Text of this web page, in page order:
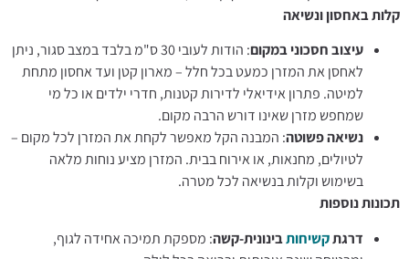
קלות באחסון ונשיאה
עיצוב חסכוני במקום
: הודות לעובי 30 ס"מ בלבד במצב סגור, ניתן
לאחסן את המזרן כמעט בכל חלל – מארון קטן ועד אחסון מתחת
למיטה. פתרון אידיאלי לדירות קטנות, חדרי ילדים או כל מי
שמחפש מזרן שאינו דורש הרבה מקום.
נשיאה פשוטה: המבנה הקל מאפשר לקחת את המזרן לכל מקום –
לטיולים, מחנאות, או אירוח בבית. המזרן מציע נוחות מלאה
בשימוש וקלות בנשיאה לכל מטרה.
תכונות נוספות
דרגתקשיחותבינונית-קשה: מספקת תמיכה אחידה לגוף,